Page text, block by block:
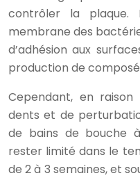
contrôler la
membrane des
d’adhésion aux
production de
Cependant, en
dents et de
de bains de bouche
rester limité dans le
de 2 à 3 semaines, et